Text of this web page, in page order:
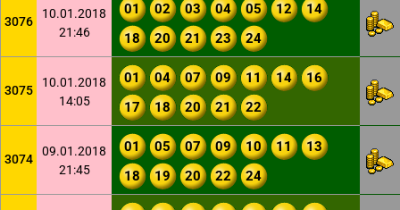
3076
10.01.2018
21:46
01 02 03 04 05 12
14
18
20 21 23 24
3075
10.01.2018
14:05
01 04 07 09 11 14
16
17
18 20 21 22
3074
09.01.2018
21:45
01 05 07 09 10 11
13
18
19 20 22 24